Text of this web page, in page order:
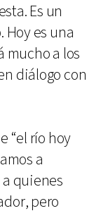
Es un
Hoy es una
mucho a los
diálogo con
“el río hoy
a
quienes
pero